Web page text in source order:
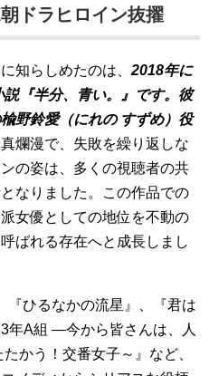
ドラヒロイン抜擢
知らしめたのは、 2018年に
『半分、青い。』です。彼
野鈴愛（にれの すずめ）役
爛漫で、失敗を繰り返しな
の姿は、多くの視聴者の共
なりました。この作品での
女優としての地位を不動の
ばれる存在へと成長しまし
『ひるなかの流星』、『君は
年A組 ―今から皆さんは、人
かう！交番女子～』など、